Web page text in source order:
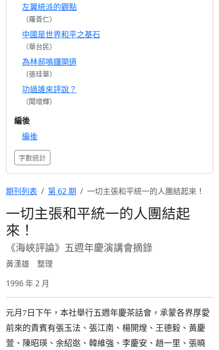
左翼統派的觀點
（羅善仁）
中國是世界和平之基石
（華台民）
為林郝鳴鑼開道
（張珪華）
功過誰來評說？
（聞增輝）
編後
編後
字數統計
期刊列表 第 62 期 一切主張和平統一的人團結起來！
一切主張和平統一的人團結起
來！
《海峽評論》五週年慶演講會摘錄
黃漢雄 整理
1996 年 2 月
元月7日下午，本社舉行五週年慶茶話會，承蒙各界厚愛
前來的貴賓有張玉法、張江南、楊開煌、王德毅、黃慶
萱、陳昭瑛、余紹逖、韓維強、李慶安、趙一里、張曉